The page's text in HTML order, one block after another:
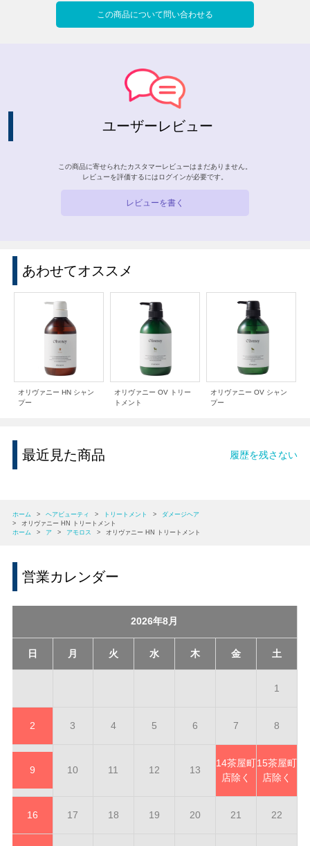
この商品について問い合わせる
ユーザーレビュー
この商品に寄せられたカスタマーレビューはまだありません。
レビューを評価するには ログインが必要です。
レビューを書く
あわせてオススメ
オリヴァニー HN シャン
プー
オリヴァニー OV トリー
トメント
オリヴァニー OV シャン
プー
最近見た商品 履歴を残さない
ホーム > ヘアビューティ > トリートメント >
ダメージヘア
>
オリヴァニー HN トリートメント
ホーム
> ア > アモロス > オリヴァニー HN トリートメント
営業カレンダー
2026年8月
日 月 火 水 木 金 土
1
2 3 4 5 6 7 8
9 10 11 12 13
14茶屋町
店除く
15茶屋町
店除く
16 17 18 19 20 21 22